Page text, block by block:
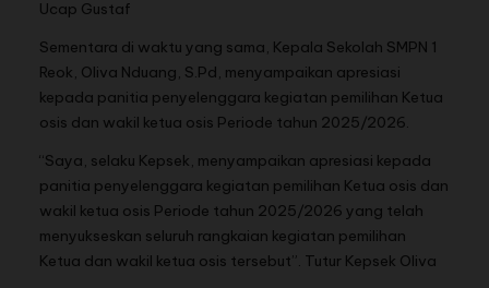
Ucap Gustaf
Sementara di waktu yang sama, Kepala Sekolah SMPN 1
Reok, Oliva Nduang, S.Pd, menyampaikan apresiasi
kepada panitia penyelenggara kegiatan pemilihan Ketua
osis dan wakil ketua osis Periode tahun 2025/2026.
“Saya, selaku Kepsek, menyampaikan apresiasi kepada
panitia penyelenggara kegiatan pemilihan Ketua osis dan
wakil ketua osis Periode tahun 2025/2026 yang telah
menyukseskan seluruh rangkaian kegiatan pemilihan
Ketua dan wakil ketua osis tersebut”. Tutur Kepsek Oliva